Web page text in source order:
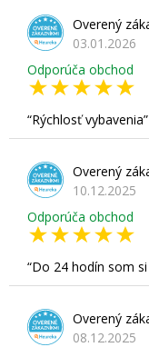
Overený
03.01.2026
Odporúča obchod
Rýchlosť vybavenia
Overený
10.12.2025
Odporúča obchod
Do 24 hodín som
Overený
08.12.2025